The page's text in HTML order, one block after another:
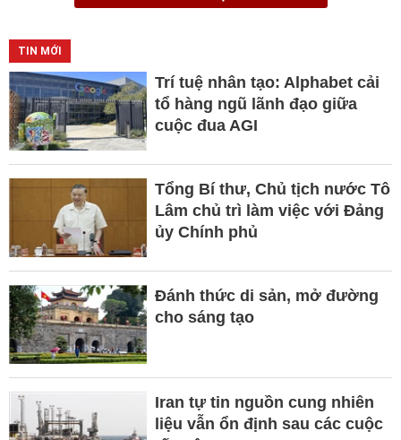
TIN MỚI
Trí tuệ nhân tạo: Alphabet cải
tổ hàng ngũ lãnh đạo giữa
cuộc đua AGI
Tổng Bí thư, Chủ tịch nước Tô
Lâm chủ trì làm việc với Đảng
ủy Chính phủ
Đánh thức di sản, mở đường
cho sáng tạo
Iran tự tin nguồn cung nhiên
liệu vẫn ổn định sau các cuộc